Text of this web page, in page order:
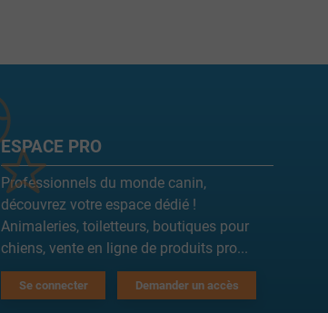
ESPACE PRO
Professionnels du monde canin,
découvrez votre espace dédié !
Animaleries, toiletteurs, boutiques pour
chiens, vente en ligne de produits pro...
Se connecter Demander un accès